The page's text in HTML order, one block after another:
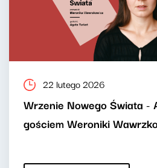
22 lutego 2026
Wrzenie Nowego Świata -
gościem Weroniki